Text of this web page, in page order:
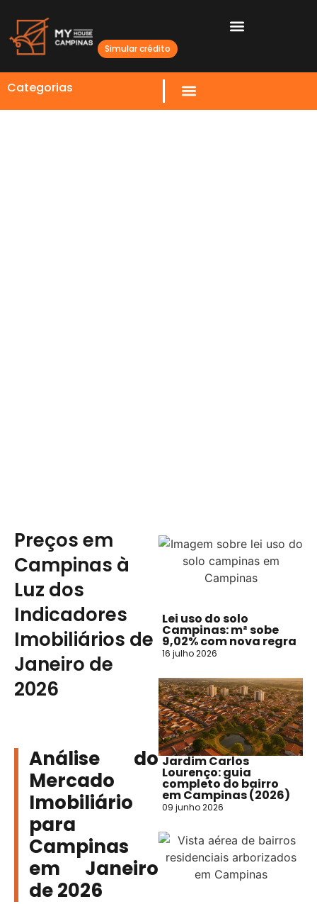
Simular crédito
Categorias
Preços em
Campinas à
Luz dos
Indicadores
Imobiliários de
Janeiro de
2026
Análise do
Mercado
Imobiliário
para
Campinas
em Janeiro
de 2026
Lei uso do solo
Campinas: m² sobe
9,02% com nova regra
16 julho 2026
Jardim Carlos
Lourenço: guia
completo do bairro
em Campinas (2026)
09 junho 2026